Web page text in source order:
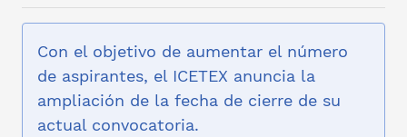
Con el objetivo de aumentar el número
de aspirantes, el ICETEX anuncia la
ampliación de la fecha de cierre de su
actual convocatoria.